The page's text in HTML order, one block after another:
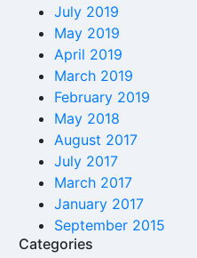
July 2019
May 2019
April 2019
March 2019
February 2019
May 2018
August 2017
July 2017
March 2017
January 2017
September 2015
Categories